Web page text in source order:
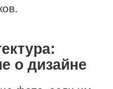
о дизайне